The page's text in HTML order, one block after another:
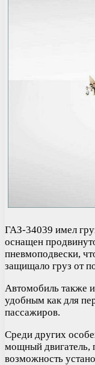
ГАЗ-34039 имел
оснащен
пневмоподвески,
защищало груз от
Автомобиль также
удобным как для
пассажиров.
Среди других
мощный двигатель,
возможность